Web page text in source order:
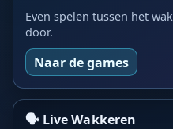
Even spelen tussen het
door.
Naar de games
🗣️ Live Wakkeren